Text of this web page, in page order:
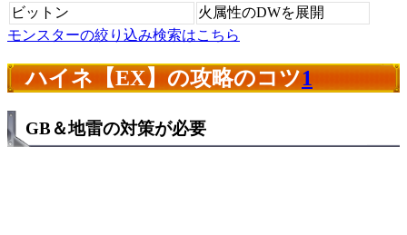
ビットン
火属性のDWを展開
モンスターの絞り込み検索はこちら
ハイネ【EX】の攻略のコツ1
GB＆地雷の対策が必要